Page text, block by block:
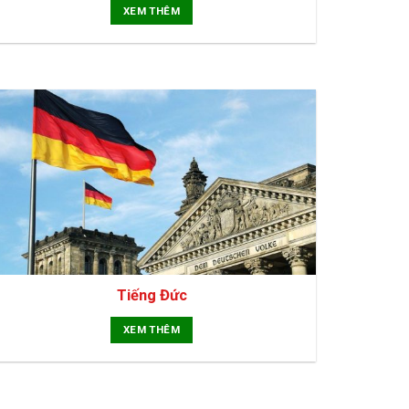
XEM THÊM
Tiếng Đức
XEM THÊM